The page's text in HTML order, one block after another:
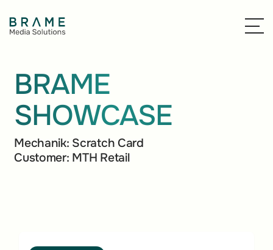
BRAME
SHOWCASE
Mechanik: Scratch Card
Customer: MTH Retail